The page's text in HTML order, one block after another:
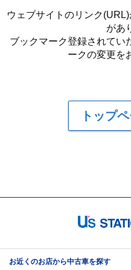
ウェブサイトのリンク
があ
ブックマーク登録されてい
ークの変更を
トップ
お近くのお店から中古車を探す